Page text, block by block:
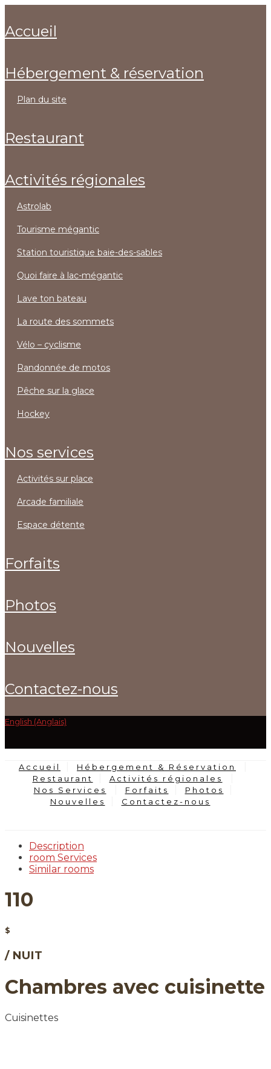
accueil
hébergement & réservation
plan du site
restaurant
activités régionales
astrolab
tourisme mégantic
station touristique baie-des-sables
quoi faire à lac-mégantic
lave ton bateau
la route des sommets
vélo – cyclisme
randonnée de motos
pêche sur la glace
hockey
nos services
activités sur place
arcade familiale
espace détente
forfaits
photos
nouvelles
contactez-nous
English (Anglais)
Accueil
Hébergement & Réservation
Restaurant
Activités régionales
Nos Services
Forfaits
Photos
Nouvelles
Contactez-nous
Description
room Services
Similar rooms
110
$
/ NUIT
Chambres avec cuisinette
Cuisinettes